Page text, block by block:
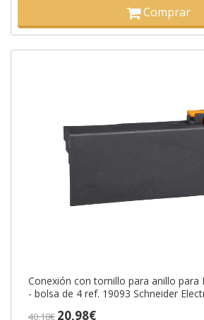
Comprar
Conexión con tornillo para anillo para
- bolsa de 4 ref. 19093 Schneider
40,18€ 20,98€